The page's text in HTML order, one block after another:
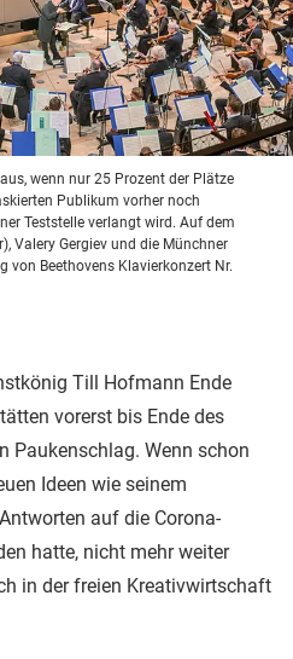
wenn nur 25 Prozent der Plätze
Publikum vorher noch
Teststelle verlangt wird. Auf dem
Valery Gergiev und die Münchner
von Beethovens Klavierkonzert Nr.
Till Hofmann Ende
vorerst bis Ende des
Paukenschlag. Wenn schon
Ideen wie seinem
auf die Corona-
hatte, nicht mehr weiter
in der freien Kreativwirtschaft